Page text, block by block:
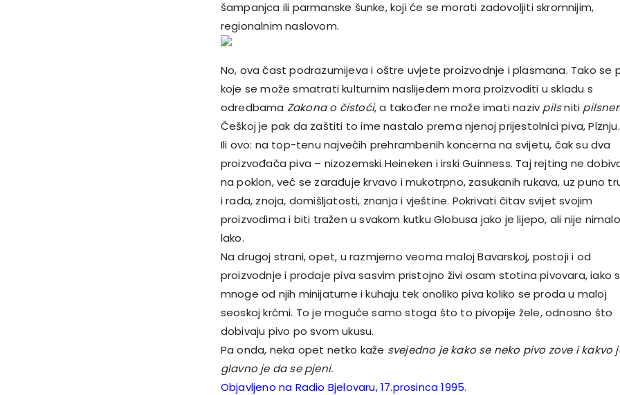
šampanjca ili parmanske šunke, koji će se morati zadovoljiti skromnijim,
regionalnim naslovom.
No, ova čast podrazumijeva i oštre uvjete proizvodnje i plasmana. Tako se
koje se može smatrati kulturnim naslijeđem mora proizvoditi u skladu s
odredbama Zakona o čistoći, a također ne može imati naziv pilsniti pilsner
Češkoj je pak da zaštiti to ime nastalo prema njenoj prijestolnici piva, Plznju.
Ili ovo: na top-tenu najvećih prehrambenih koncerna na svijetu, čak su dva
proizvođača piva – nizozemski Heineken i irski Guinness. Taj rejting ne
na poklon, već se zarađuje krvavo i mukotrpno, zasukanih rukava, uz puno
i rada, znoja, domišljatosti, znanja i vještine. Pokrivati čitav svijet svojim
proizvodima i biti tražen u svakom kutku Globusa jako je lijepo, ali nije nimalo
lako.
Na drugoj strani, opet, u razmjerno veoma maloj Bavarskoj, postoji i od
proizvodnje i prodaje piva sasvim pristojno živi osam stotina pivovara, iako
mnoge od njih minijaturne i kuhaju tek onoliko piva koliko se proda u maloj
seoskoj krčmi. To je moguće samo stoga što to pivopije žele, odnosno što
dobivaju pivo po svom ukusu.
Pa onda, neka opet netko kaže svejedno je kako se neko pivo zove i kakvo
glavno je da se pjeni.
Objavljeno na Radio Bjelovaru, 17.prosinca 1995.